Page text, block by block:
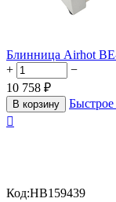
Блинница Airhot
+
−
10 758 ₽
В корзину

Код:HB159439